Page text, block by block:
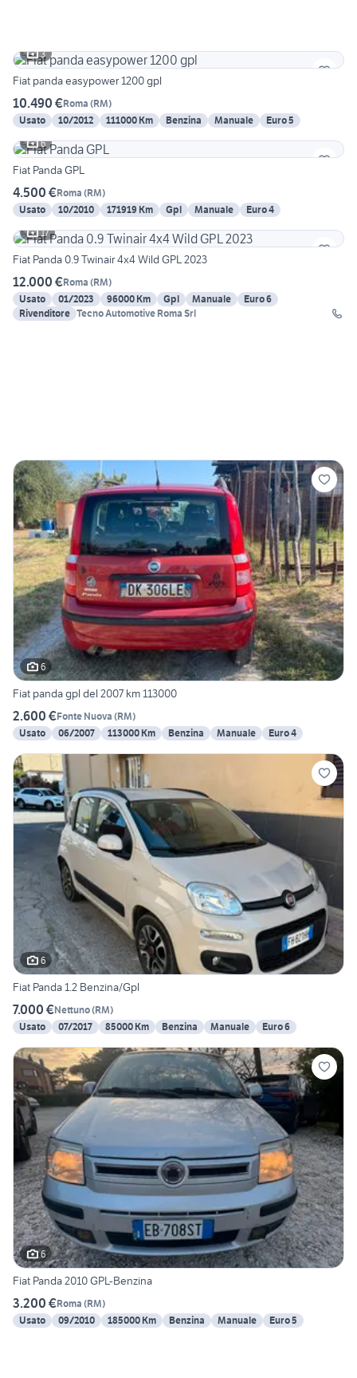
3
Fiat panda easypower 1200 gpl
10.490 €Roma (RM)
Usato
10/2012 111000 Km Benzina Manuale
Euro 5
6
Fiat Panda GPL
4.500 €Roma (RM)
Usato
10/2010 171919 Km Gpl Manuale
Euro 4
17
Fiat Panda 0.9 Twinair 4x4 Wild GPL 2023
12.000 €Roma (RM)
Usato
01/2023 96000 Km Gpl Manuale
Euro 6
Rivenditore Tecno Automotive Roma Srl
6
Fiat panda gpl del 2007 km 113000
2.600 €Fonte Nuova (RM)
Usato
06/2007 113000 Km Benzina Manuale Euro 4
6
Fiat Panda 1.2 Benzina/Gpl
7.000 €Nettuno(RM)
Usato
07/2017 85000 Km Benzina Manuale Euro 6
6
Fiat Panda 2010 GPL-Benzina
3.200 €Roma (RM)
Usato
09/2010 185000 Km Benzina Manuale Euro 5